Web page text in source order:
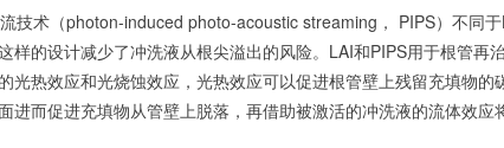
技术（photon-induced photo-acoustic streaming， PIPS）不同
样的设计减少了冲洗液从根尖溢出的风险。LAI和PIPS用于根管再
光热效应和光烧蚀效应，光热效应可以促进根管壁上残留充填物的
进而促进充填物从管壁上脱落，再借助被激活的冲洗液的流体效应